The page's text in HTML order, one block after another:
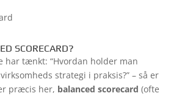
SCORECARD?
har tænkt: “Hvordan holder man
strategi i praksis?” – så er
præcis her, balanced scorecard (ofte